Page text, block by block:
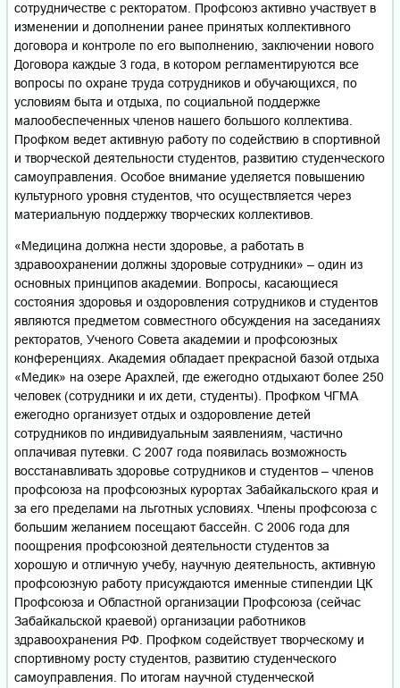
сотрудничестве с ректоратом. Профсоюз активно участвует в
изменении и дополнении ранее принятых коллективного
договора и контроле по его выполнению, заключении нового
Договора каждые 3 года, в котором регламентируются все
вопросы по охране труда сотрудников и обучающихся, по
условиям быта и отдыха, по социальной поддержке
малообеспеченных членов нашего большого коллектива.
Профком ведет активную работу по содействию в спортивной
и творческой деятельности студентов, развитию студенческого
самоуправления. Особое внимание уделяется повышению
культурного уровня студентов, что осуществляется через
материальную поддержку творческих коллективов.
«Медицина должна нести здоровье, а работать в
здравоохранении должны здоровые сотрудники» – один из
основных принципов академии. Вопросы, касающиеся
состояния здоровья и оздоровления сотрудников и студентов
являются предметом совместного обсуждения на заседаниях
ректоратов, Ученого Совета академии и профсоюзных
конференциях. Академия обладает прекрасной базой отдыха
«Медик» на озере Арахлей, где ежегодно отдыхают более 250
человек (сотрудники и их дети, студенты). Профком ЧГМА
ежегодно организует отдых и оздоровление детей
сотрудников по индивидуальным заявлениям, частично
оплачивая путевки. С 2007 года появилась возможность
восстанавливать здоровье сотрудников и студентов – членов
профсоюза на профсоюзных курортах Забайкальского края и
за его пределами на льготных условиях. Члены профсоюза с
большим желанием посещают бассейн. С 2006 года для
поощрения профсоюзной деятельности студентов за
хорошую и отличную учебу, научную деятельность, активную
профсоюзную работу присуждаются именные стипендии ЦК
Профсоюза и Областной организации Профсоюза (сейчас
Забайкальской краевой) организации работников
здравоохранения РФ. Профком содействует творческому и
спортивному росту студентов, развитию студенческого
самоуправления. По итогам научной студенческой